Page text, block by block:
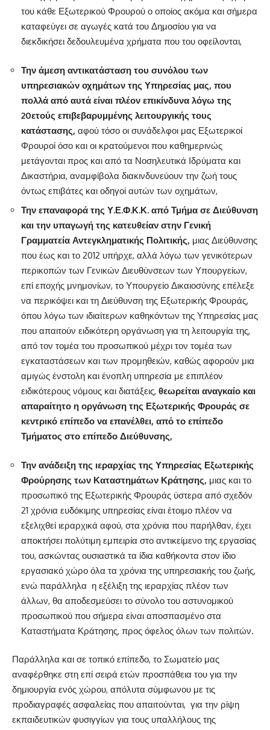
του κάθε Εξωτερικού Φρουρού ο οποίος ακόμα και σήμερα
καταφεύγει σε αγωγές κατά του Δημοσίου για να
διεκδικήσει δεδουλευμένα χρήματα που του οφείλονται,
Την άμεση αντικατάσταση του συνόλου των
υπηρεσιακών οχημάτων της Υπηρεσίας μας, που
πολλά από αυτά είναι πλέον επικίνδυνα λόγω της
20ετούς επιβεβαρυμμένης λειτουργικής τους
κατάστασης, αφού τόσο οι συνάδελφοι μας Εξωτερικοί
Φρουροί όσο και οι κρατούμενοι που καθημερινώς
μετάγονται προς και από τα Νοσηλευτικά Ιδρύματα και
Δικαστήρια, αναμφίβολα διακινδυνεύουν την ζωή τους
όντως επιβάτες και οδηγοί αυτών των οχημάτων,
Την επαναφορά της Υ.Ε.Φ.Κ.Κ. από Τμήμα σε Διεύθυνση
και την υπαγωγή της κατευθείαν στην Γενική
Γραμματεία Αντεγκληματικής Πολιτικής, μιας Διεύθυνσης
που έως και το 2012 υπήρχε, αλλά λόγω των γενικότερων
περικοπών των Γενικών Διευθύνσεων των Υπουργείων,
επί εποχής μνημονίων, το Υπουργείο Δικαιοσύνης επέλεξε
να περικόψει και τη Διεύθυνση της Εξωτερικής Φρουράς,
όπου λόγω των ιδιαίτερων καθηκόντων της Υπηρεσίας μας
που απαιτούν ειδικότερη οργάνωση για τη λειτουργία της,
από τον τομέα του προσωπικού μέχρι τον τομέα των
εγκαταστάσεων και των προμηθειών, καθώς αφορούν μια
αμιγώς ένστολη και ένοπλη υπηρεσία με επιπλέον
ειδικότερους νόμους και διατάξεις, θεωρείται αναγκαίο και
απαραίτητο η οργάνωση της Εξωτερικής Φρουράς σε
κεντρικό επίπεδο να επανέλθει, από το επίπεδο
Τμήματος στο επίπεδο Διεύθυνσης,
Την ανάδειξη της ιεραρχίας της Υπηρεσίας Εξωτερικής
Φρούρησης των Καταστημάτων Κράτησης, μιας και το
προσωπικό της Εξωτερικής Φρουράς ύστερα από σχεδόν
21 χρόνια ευδόκιμης υπηρεσίας είναι έτοιμο πλέον να
εξελιχθεί ιεραρχικά αφού, στα χρόνια που παρήλθαν, έχει
αποκτήσει πολύτιμη εμπειρία στο αντικείμενο της εργασίας
του, ασκώντας ουσιαστικά τα ίδια καθήκοντα στον ίδιο
εργασιακό χώρο όλα τα χρόνια της υπηρεσιακής του ζωής,
ενώ παράλληλα η εξέλιξη της ιεραρχίας πλέον των
άλλων, θα αποδεσμεύσει το σύνολο του αστυνομικού
προσωπικού που σήμερα είναι αποσπασμένο στα
Καταστήματα Κράτησης, προς όφελος όλων των πολιτών.
Παράλληλα και σε τοπικό επίπεδο, το Σωματείο μας
αναφέρθηκε στη επί σειρά ετών προσπάθεια του για την
δημιουργία ενός χώρου, απόλυτα σύμφωνου με τις
προδιαγραφές ασφαλείας που απαιτούνται, για την ρίψη
εκπαιδευτικών φυσιγγίων για τους υπαλλήλους της